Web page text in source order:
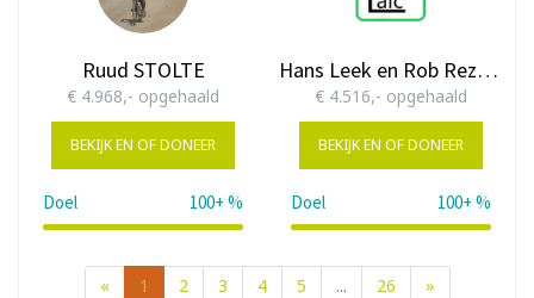
Ruud STOLTE
€ 4.968,- opgehaald
BEKIJK EN OF DONEER
Doel 100+ %
199%
Hans Leek en Rob Rezelman
€ 4.516,- opgehaald
BEKIJK EN OF DONEER
Doel 100+ %
181%
« 1 2 3 4 5 ... 26 »